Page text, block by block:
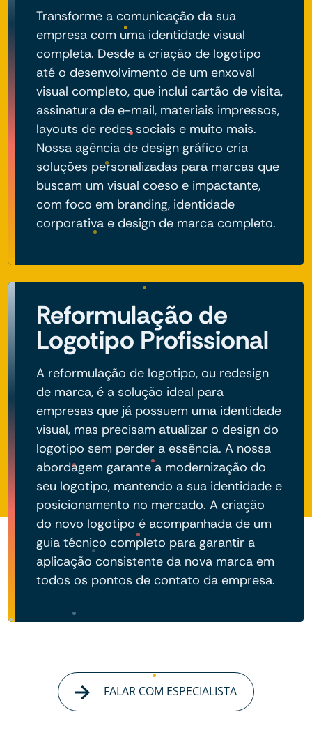
Transforme a comunicação da sua
empresa com uma identidade visual
completa. Desde a criação de logotipo
até o desenvolvimento de um enxoval
visual completo, que inclui cartão de visita,
assinatura de e-mail, materiais impressos,
layouts de redes sociais e muito mais.
Nossa agência de design gráfico cria
soluções personalizadas para marcas que
buscam um visual coeso e impactante,
com foco em branding, identidade
corporativa e design de marca completo.
Reformulação de
Logotipo Profissional
A reformulação de logotipo, ou redesign
de marca, é a solução ideal para
empresas que já possuem uma identidade
visual, mas precisam atualizar o design do
logotipo sem perder a essência. A nossa
abordagem garante a modernização do
seu logotipo, mantendo a sua identidade e
posicionamento no mercado. A criação
do novo logotipo é acompanhada de um
guia técnico completo para garantir a
aplicação consistente da nova marca em
todos os pontos de contato da empresa.
FALAR COM ESPECIALISTA